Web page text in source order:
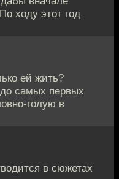
ходу этот год
ей жить?
самых первых
голую в
в сюжетах